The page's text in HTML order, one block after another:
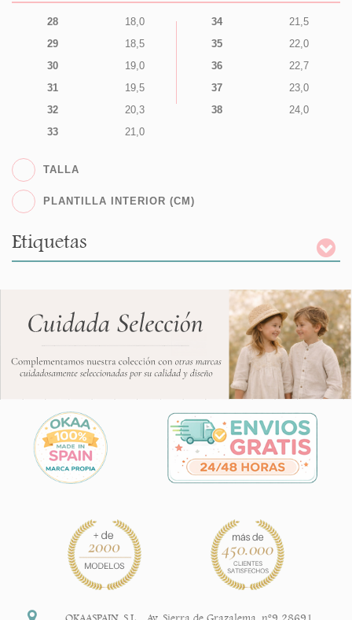
28
18,0
29
18,5
30
19,0
31
19,5
32
20,3
33
21,0
34
21,5
35
22,0
36
22,7
37
23,0
38
24,0
TALLA
PLANTILLA INTERIOR (CM)
Etiquetas